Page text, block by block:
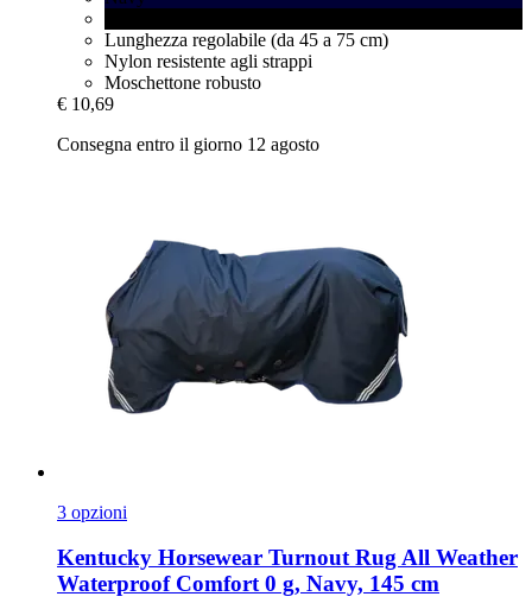
Lunghezza regolabile (da 45 a 75 cm)
Nylon resistente agli strappi
Moschettone robusto
€ 10,69
Consegna entro il giorno 12 agosto
3 opzioni
Kentucky Horsewear Turnout Rug All Weather
Waterproof Comfort 0 g, Navy, 145 cm